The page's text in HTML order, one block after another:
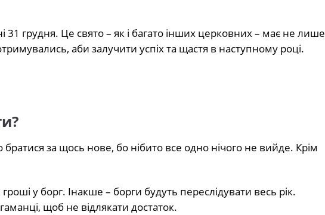
31 грудня. Це свято – як і багато інших церковних – має не лише
аби залучити успіх та щастя в наступному році.
за щось нове, бо нібито все одно нічого не вийде. Крім
у борг. Інакше – борги будуть переслідувати весь рік.
щоб не відлякати достаток.